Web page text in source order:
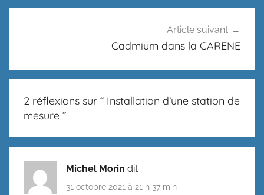
Article suivant
Cadmium dans la CARENE
2 réflexions sur “ Installation d’une station de
mesure ”
Michel Morin dit :
31 octobre 2021 à 21 h 37 min